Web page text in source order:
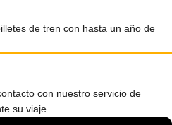
de tren con hasta un año de
con nuestro servicio de
su viaje.